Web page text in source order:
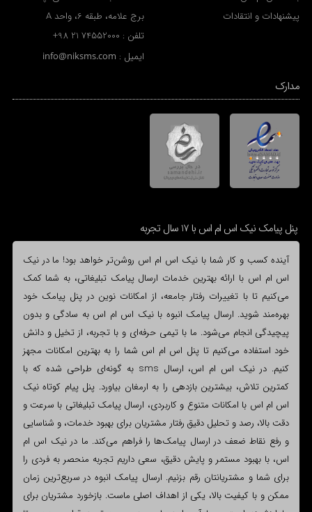
پیشنهادات و انتقادات
برج علامه، طبقه 6، واحد A
تلفن : +98 21 74552000
ایمیل : info@niksms.com
مدارک
پنل پیامک نیک اس ام اس با 17 سال تجربه
آینده کسب و کار شما با نیک اس ام اس روشن‌تر خواهد بود! ما در نیک
اس ام اس با ارائه بهترین خدمات ارسال پیامک تبلیغاتی، به شما کمک
می‌کنیم تا با تغییرات رفتار جامعه، از امکانات نوین در پنل پیامک خود
بهره‌مند شوید. ارسال پیامک انبوه با نیک اس ام اس به سادگی و بدون
پیچیدگی انجام می‌شود. ما با تیمی حرفه‌ای و با تجربه، از تخیل و دانش
خود استفاده می‌کنیم تا پنل اس ام اس شما را به بهترین امکانات مجهز
کنیم. در نیک اس ام اس، ارسال sms به گونه‌ای طراحی شده که با
کمترین تلاش، بیشترین بازدهی را به ارمغان بیاورد. پنل پیام کوتاه نیک
اس ام اس با امکانات متنوع و کاربردی، ارسال پیامک تبلیغاتی با سرعت و
دقت بالا، رصد و تحلیل دقیق رفتار مشتریان برای بهبود خدمات، و شناسایی
و رفع نقاط ضعف در ارسال پیامک‌ها را فراهم می‌کند. ما در نیک اس ام
اس، با بهبود مستمر و پایش دقیق، سعی داریم تجربه منحصر به فردی را
برای شما و مشتریانتان رقم بزنیم. ارسال پیامک انبوه در سریع‌ترین زمان
ممکن و با کیفیت بالا، یکی از اهداف اصلی ماست. بازخورد مشتریان برای